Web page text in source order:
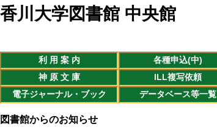
香川大学図書館 中央館
利 用 案 内 各種申込(中)
神 原 文 庫
ILL複写依頼
電子ジャーナル・ブック
データベース等一覧
図書館からのお知らせ